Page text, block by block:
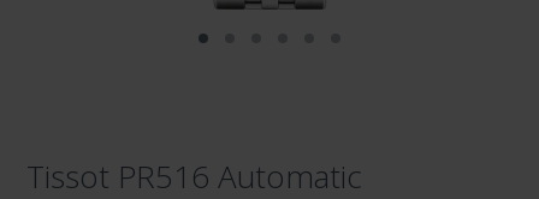
Tissot PR516 Automatic